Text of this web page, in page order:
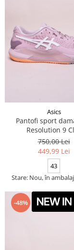
Asics
Pantofi sport
Resolution 9
750,00 Lei
449,99 Lei
43
Stare: Nou, în
-48%